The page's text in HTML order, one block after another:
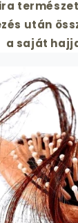
után
a saját